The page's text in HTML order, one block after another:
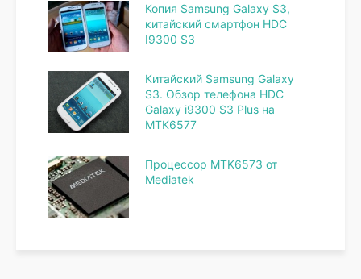
Копия Samsung Galaxy S3,
китайский смартфон HDC
I9300 S3
Китайский Samsung Galaxy
S3. Обзор телефона HDC
Galaxy i9300 S3 Plus на
MTK6577
Процессор MTK6573 от
Mediatek